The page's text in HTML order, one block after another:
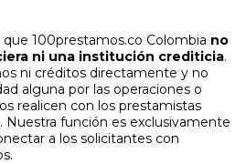
100prestamos.co Colombia no
ni una institución crediticia.
ni créditos directamente y no
alguna por las operaciones o
realicen con los prestamistas
Nuestra función es exclusivamente
a los solicitantes con